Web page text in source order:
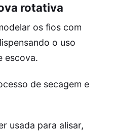
rotativa
os fios com
o uso
escova.
de secagem e
usada para alisar,